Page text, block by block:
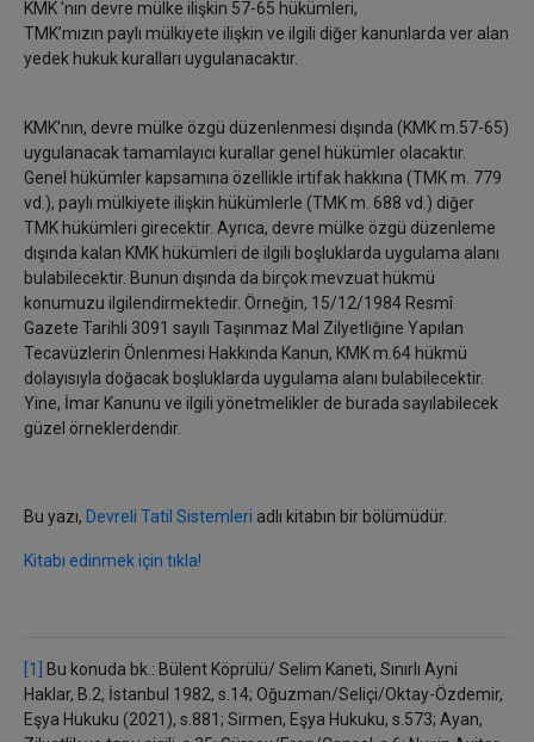
KMK 'nın devre mülke ilişkin 57-65 hükümleri,
TMK’mızın paylı mülkiyete ilişkin ve ilgili diğer kanunlarda ver alan
yedek hukuk kuralları uygulanacaktır.
KMK’nın, devre mülke özgü düzenlenmesi dışında (KMK m.57-65)
uygulanacak tamamlayıcı kurallar genel hükümler olacaktır.
Genel hükümler kapsamına özellikle irtifak hakkına (TMK m. 779
vd.), paylı mülkiyete ilişkin hükümlerle (TMK m. 688 vd.) diğer
TMK hükümleri girecektir. Ayrıca, devre mülke özgü düzenleme
dışında kalan KMK hükümleri de ilgili boşluklarda uygulama alanı
bulabilecektir. Bunun dışında da birçok mevzuat hükmü
konumuzu ilgilendirmektedir. Örneğin, 15/12/1984 Resmî
Gazete Tarihli 3091 sayılı Taşınmaz Mal Zilyetliğine Yapılan
Tecavüzlerin Önlenmesi Hakkında Kanun, KMK m.64 hükmü
dolayısıyla doğacak boşluklarda uygulama alanı bulabilecektir.
Yine, İmar Kanunu ve ilgili yönetmelikler de burada sayılabilecek
güzel örneklerdendir.
Bu yazı, Devreli Tatil Sistemleri adlı kitabın bir bölümüdür.
Kitabı edinmek için tıkla!
[1] Bu konuda bk.: Bülent Köprülü/ Selim Kaneti, Sınırlı Ayni
Haklar, B.2, İstanbul 1982, s.14; Oğuzman/Seliçi/Oktay-Özdemir,
Eşya Hukuku (2021), s.881; Sirmen, Eşya Hukuku, s.573; Ayan,